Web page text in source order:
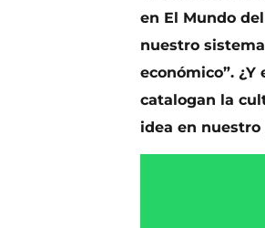
en El Mundo
nuestro
económico”.
catalogan la
idea en